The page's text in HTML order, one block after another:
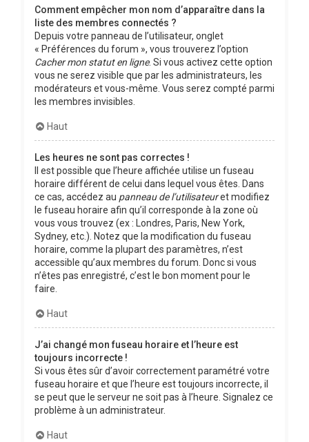
Comment empêcher mon nom d’apparaître dans la
liste des membres connectés ?
Depuis votre panneau de l’utilisateur, onglet
« Préférences du forum », vous trouverez l’option
Cacher mon statut en ligne. Si vous activez cette option
vous ne serez visible que par les administrateurs, les
modérateurs et vous-même. Vous serez compté parmi
les membres invisibles.
Haut
Les heures ne sont pas correctes !
Il est possible que l’heure affichée utilise un fuseau
horaire différent de celui dans lequel vous êtes. Dans
ce cas, accédez au panneau de l’utilisateuret modifiez
le fuseau horaire afin qu’il corresponde à la zone où
vous vous trouvez (ex : Londres, Paris, New York,
Sydney, etc.). Notez que la modification du fuseau
horaire, comme la plupart des paramètres, n’est
accessible qu’aux membres du forum. Donc si vous
n’êtes pas enregistré, c’est le bon moment pour le
faire.
Haut
J’ai changé mon fuseau horaire et l’heure est
toujours incorrecte !
Si vous êtes sûr d’avoir correctement paramétré votre
fuseau horaire et que l’heure est toujours incorrecte, il
se peut que le serveur ne soit pas à l’heure. Signalez ce
problème à un administrateur.
Haut